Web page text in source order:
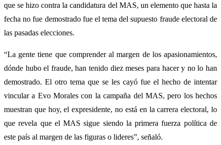
que se hizo contra la candidatura del MAS, un elemento que hasta la
fecha no fue demostrado fue el tema del supuesto fraude electoral de
las pasadas elecciones.
“La gente tiene que comprender al margen de los apasionamientos,
dónde hubo el fraude, han tenido diez meses para hacer y no lo han
demostrado. El otro tema que se les cayó fue el hecho de intentar
vincular a Evo Morales con la campaña del MAS, pero los hechos
muestran que hoy, el expresidente, no está en la carrera electoral, lo
que revela que el MAS sigue siendo la primera fuerza política de
este país al margen de las figuras o lideres”, señaló.